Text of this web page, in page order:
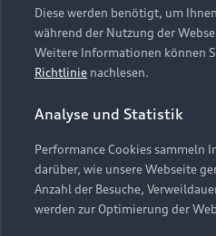
Online-Terminvereinbarung
Servicekontakt
Vertrag widerrufen
Presse & Media Center
Datenschutz
Audi erleben
Newsletter
Impressum Rechtliches
Datenschutzinformation
Cookie-Richtlinie
Hinweis: Die aktuelle
Embleme am Fahrzeug bei
Webseite kann abweichen.
Diese werden benötigt, um
während der Nutzung der
Weitere Informationen können
Richtlinie nachlesen.
Analyse und Statistik
Performance Cookies sammeln
darüber, wie unsere Webseite
Anzahl der Besuche,
werden zur Optimierung der